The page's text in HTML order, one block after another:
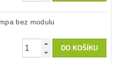
bez modulu